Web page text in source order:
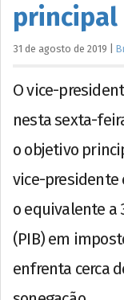
principal
31 de agosto de 2019
O vice-
nesta sexta-
o objetivo
vice-presidente
o equivalente a
(PIB) em
enfrenta cerca